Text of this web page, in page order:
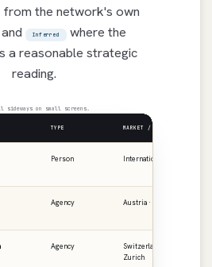
from the network's own
Inferred
where the
a reasonable strategic
reading.
sideways on small screens.
TYPE MARKET / REGION
Person International
Agency Austria · Vienna
Agency
Switzerland ·
Zurich